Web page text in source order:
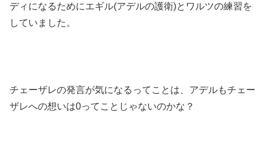
ディになるためにエギル(アデルの護衛)とワルツの練習を
していました。
チェーザレの発言が気になるってことは、アデルもチェー
ザレへの想いは0ってことじゃないのかな？